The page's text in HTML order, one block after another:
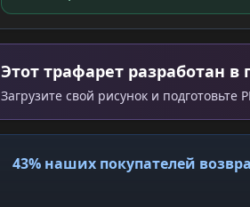
Этот трафарет разработан в
Загрузите свой рисунок и
43% наших покупателей